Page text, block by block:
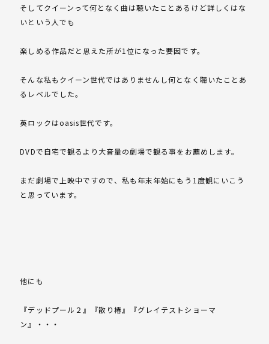
そしてクイーンって何となく曲は聴いたことあるけど詳しくはな
いという人でも
楽しめる作品だと思えた所が1位になった要因です。
そんな私もクイーン世代ではありませんし何となく聴いたことあ
るレベルでした。
英ロックはoasis世代です。
DVDで自宅で観るより大音量の劇場で観る事をお薦めします。
まだ劇場で上映中ですので、私も年末年始にもう1度観にいこう
と思っています。
他にも
『デッドプール２』『散り椿』『グレイテストショーマ
ン』・・・